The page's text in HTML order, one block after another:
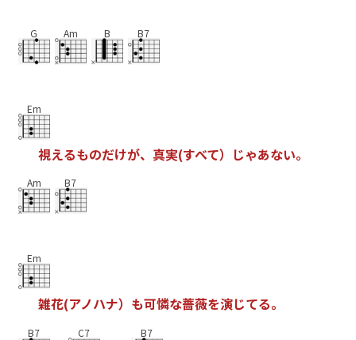
G Am B B7
Em
視えるものだけが、 真実(すべて） じゃあない。
Am B7
Em
雑花(アノハナ） も可憐な薔薇を演じてる。
B7 C7 B7